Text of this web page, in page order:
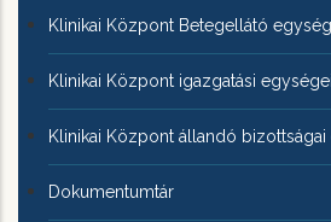
Klinikai Központ Betegellátó
Klinikai Központ igazgatási egységei
Klinikai Központ állandó bizottságai
Dokumentumtár